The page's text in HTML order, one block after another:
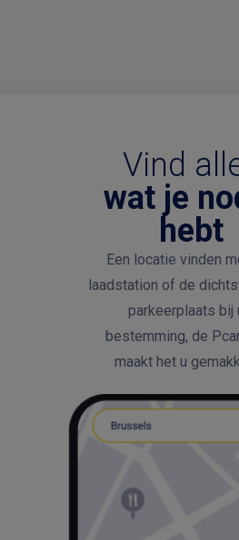
Vind
wat je
hebt
Een locatie vinden
laadstation of de
parkeerplaats bij
bestemming, de
maakt het u